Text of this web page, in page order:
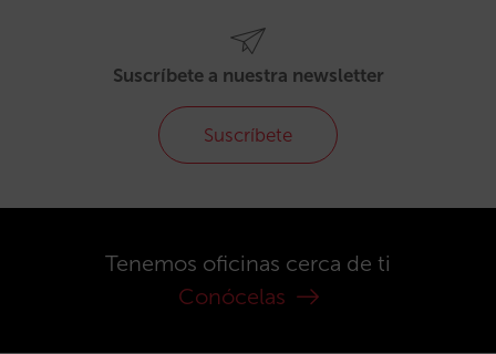
Suscríbete a nuestra newsletter
Suscríbete
Tenemos oficinas cerca de ti
Conócelas